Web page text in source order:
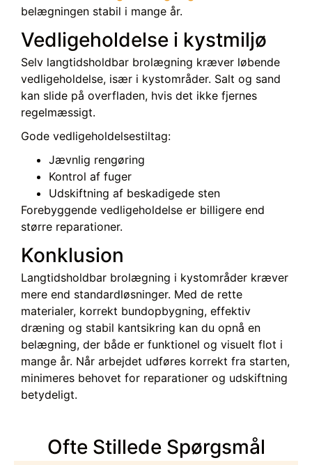
belægningen stabil i mange år.
Vedligeholdelse i kystmiljø
Selv langtidsholdbar brolægning kræver løbende
vedligeholdelse, især i kystområder. Salt og sand
kan slide på overfladen, hvis det ikke fjernes
regelmæssigt.
Gode vedligeholdelsestiltag:
Jævnlig rengøring
Kontrol af fuger
Udskiftning af beskadigede sten
Forebyggende vedligeholdelse er billigere end
større reparationer.
Konklusion
Langtidsholdbar brolægning i kystområder kræver
mere end standardløsninger. Med de rette
materialer, korrekt bundopbygning, effektiv
dræning og stabil kantsikring kan du opnå en
belægning, der både er funktionel og visuelt flot i
mange år. Når arbejdet udføres korrekt fra starten,
minimeres behovet for reparationer og udskiftning
betydeligt.
Ofte Stillede Spørgsmål